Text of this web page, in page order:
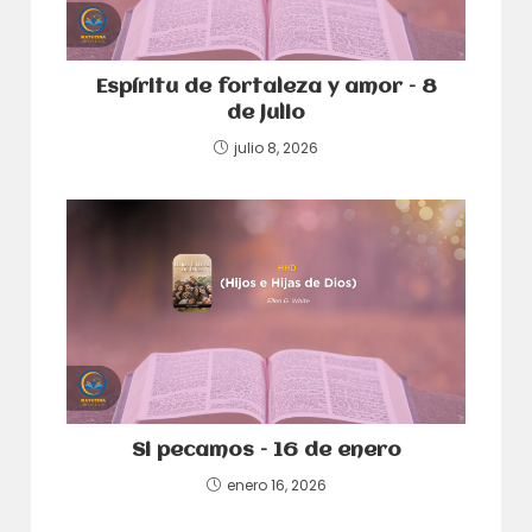
Espíritu de fortaleza y amor – 8
de julio
julio 8, 2026
Si pecamos – 16 de enero
enero 16, 2026